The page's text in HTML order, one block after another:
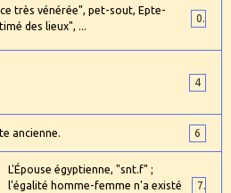
très vénérée", pet-sout, Epte-
des lieux", ...
0
4
ancienne. 6
L'Épouse égyptienne, "snt.f" ;
l'égalité homme-femme n'a existé
7